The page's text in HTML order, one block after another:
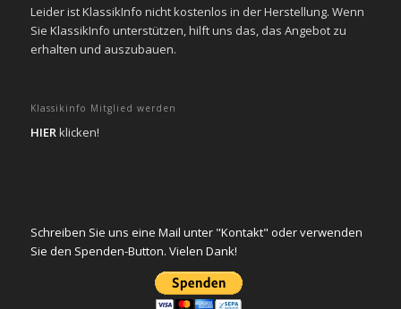
Leider ist KlassikInfo nicht kostenlos in der Herstellung. Wenn
Sie KlassikInfo unterstützen, hilft uns das, das Angebot zu
erhalten und auszubauen.
Klassikinfo Mitglied werden
HIERklicken!
Schreiben Sie uns eine Mail unter "Kontakt" oder verwenden
Sie den Spenden-Button. Vielen Dank!